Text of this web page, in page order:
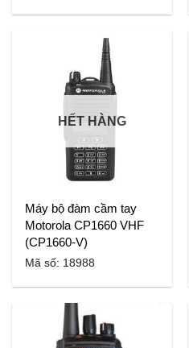
HẾT HÀNG
Máy bộ đàm cầm tay
Motorola CP1660 VHF
(CP1660-V)
Mã số: 18988